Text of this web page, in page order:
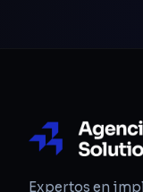
Expertos en